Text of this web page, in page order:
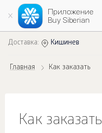
Приложение
Buy Siberian
Доставка: Кишинев
Главная Как заказать
Как заказать